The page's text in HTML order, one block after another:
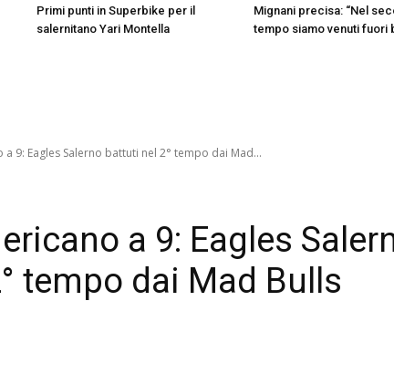
Primi punti in Superbike per il
salernitano Yari Montella
Mignani precisa: “Nel
tempo siamo venuti fuori